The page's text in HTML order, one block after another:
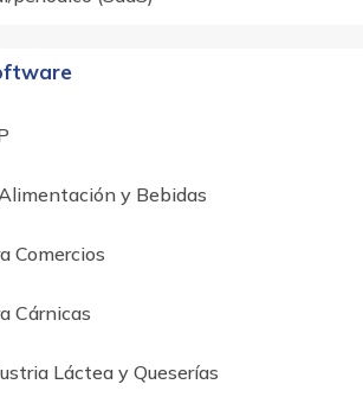
y Bebidas
Comercios
Cárnicas
Láctea y Queserías